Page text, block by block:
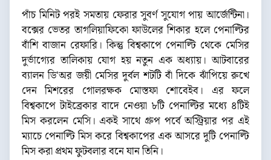
পাঁচ মিনিট পরই সমতায় ফেরার সুবর্ণ সুযোগ পায় আর্জেন্টিনা।
বক্সের ভেতর তাগলিয়াফিকো ফাউলের শিকার হলে পেনাল্টির
বাঁশি বাজান রেফারি। কিন্তু বিশ্বকাপে পেনাল্টি থেকে মেসির
দুর্ভাগ্যের তালিকায় যোগ হয় নতুন এক অধ্যায়। আটবারের
ব্যালন ডি'অর জয়ী মেসির দুর্বল শটটি বাঁ দিকে ঝাঁপিয়ে রুখে
দেন মিশরের গোলরক্ষক মোস্তফা শোবেইব। এর ফলে
বিশ্বকাপে টাইব্রেকার বাদে নেওয়া ৮টি পেনাল্টির মধ্যে ৪টিই
মিস করলেন মেসি। একই সাথে গ্রুপ পর্বে অস্ট্রিয়ার পর এই
ম্যাচে পেনাল্টি মিস করে বিশ্বকাপের এক আসরে দুটি পেনাল্টি
মিস করা প্রথম ফুটবলার বনে যান তিনি।